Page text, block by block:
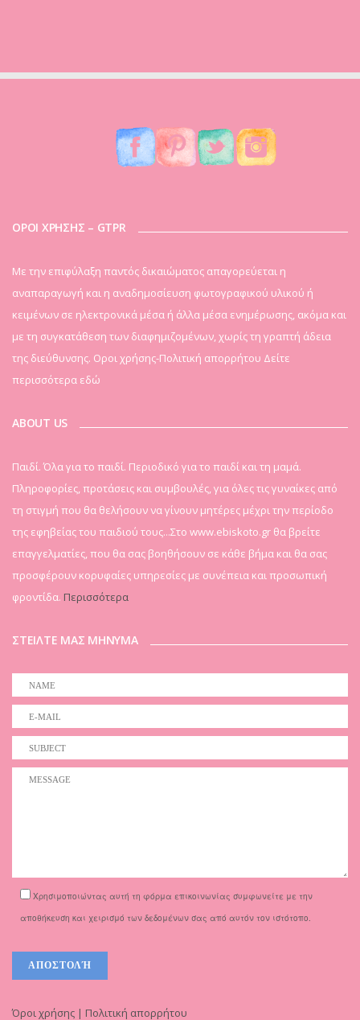
ΟΡΟΙ ΧΡΗΣΗΣ – GTPR
Mε την επιφύλαξη παντός δικαιώματος απαγορεύεται η
αναπαραγωγή και η αναδημοσίευση φωτογραφικού υλικού ή
κειμένων σε ηλεκτρονικά μέσα ή άλλα μέσα ενημέρωσης, ακόμα και
με τη συγκατάθεση των διαφημιζομένων, χωρίς τη γραπτή άδεια
της διεύθυνσης. Οροι χρήσης-Πολιτική απορρήτου Δείτε
περισσότερα εδώ
ABOUT US
Παιδί. Όλα για το παιδί. Περιοδικό για το παιδί και τη μαμά.
Πληροφορίες, προτάσεις και συμβουλές, για όλες τις γυναίκες από
τη στιγμή που θα θελήσουν να γίνουν μητέρες μέχρι την περίοδο
της εφηβείας του παιδιού τους...Στο www.ebiskoto.gr θα βρείτε
επαγγελματίες, που θα σας βοηθήσουν σε κάθε βήμα και θα σας
προσφέρουν κορυφαίες υπηρεσίες με συνέπεια και προσωπική
φροντίδα. Περισσότερα
ΣΤΕΙΛΤΕ ΜΑΣ ΜΗΝΥΜΑ
Χρησιμοποιώντας αυτή τη φόρμα επικοινωνίας συμφωνείτε με την
αποθήκευση και χειρισμό των δεδομένων σας από αυτόν τον ιστότοπο.
Όροι χρήσης | Πολιτική απορρήτου